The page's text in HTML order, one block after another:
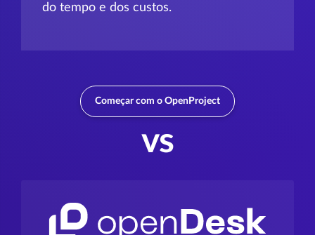
do tempo e dos custos.
Começar com o OpenProject
vs